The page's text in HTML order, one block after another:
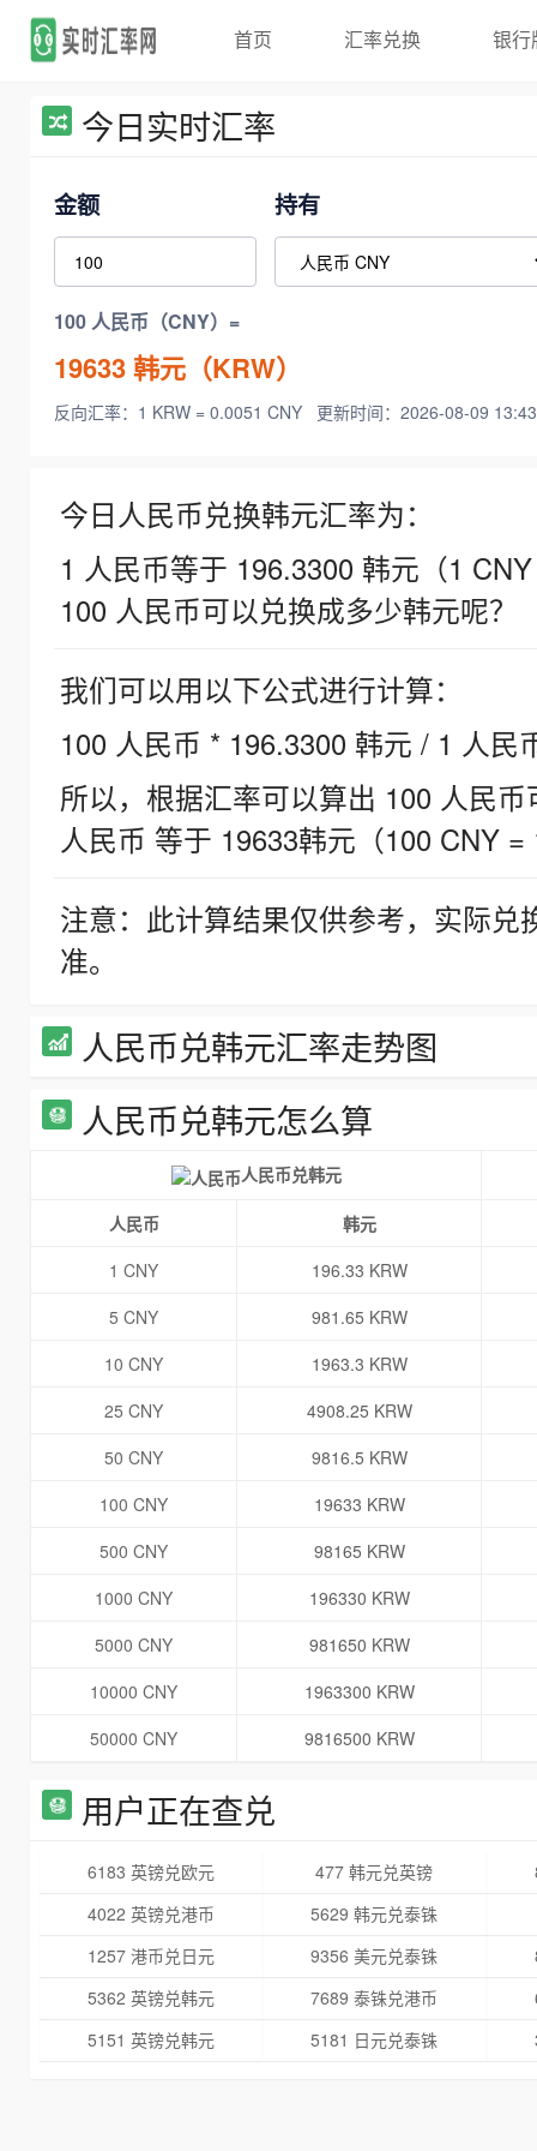
首页 汇率兑换 银行
今日实时汇率
金额 持有
100 人民币（CNY）=
19633韩元（KRW）
反向汇率：1 KRW = 0.0051 CNY 更新时间：2026-08-09
今日人民币兑换韩元汇率为：
1 人民币等于 196.3300 韩元（1
100 人民币可以兑换成多少韩元呢？
我们可以用以下公式进行计算：
100 人民币 * 196.3300 韩元 / 1 人民
所以，根据汇率可以算出 100 人民
人民币 等于 19633韩元（100 CNY =
注意：此计算结果仅供参考，实际
准。
人民币兑韩元汇率走势图
人民币兑韩元怎么算
人民币兑韩元
人民币
韩元
1 CNY
196.33 KRW
5 CNY
981.65 KRW
10 CNY
1963.3 KRW
25 CNY
4908.25 KRW
50 CNY
9816.5 KRW
100 CNY
19633 KRW
500 CNY
98165 KRW
1000 CNY
196330 KRW
5000 CNY
981650 KRW
10000 CNY
1963300 KRW
50000 CNY
9816500 KRW
用户正在查兑
6183 英镑兑欧元 477 韩元兑英镑
4022 英镑兑港币
5629 韩元兑泰铢
1257 港币兑日元
9356 美元兑泰铢
5362 英镑兑韩元
7689 泰铢兑港币
5151 英镑兑韩元
5181 日元兑泰铢